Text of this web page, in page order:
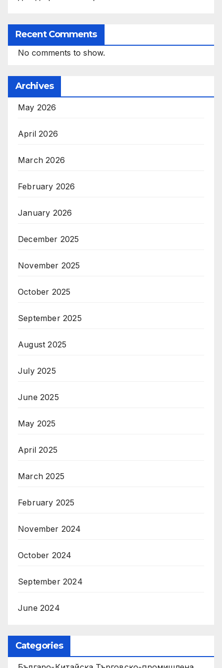
Recent Comments
No comments to show.
Archives
May 2026
April 2026
March 2026
February 2026
January 2026
December 2025
November 2025
October 2025
September 2025
August 2025
July 2025
June 2025
May 2025
April 2025
March 2025
February 2025
November 2024
October 2024
September 2024
June 2024
Categories